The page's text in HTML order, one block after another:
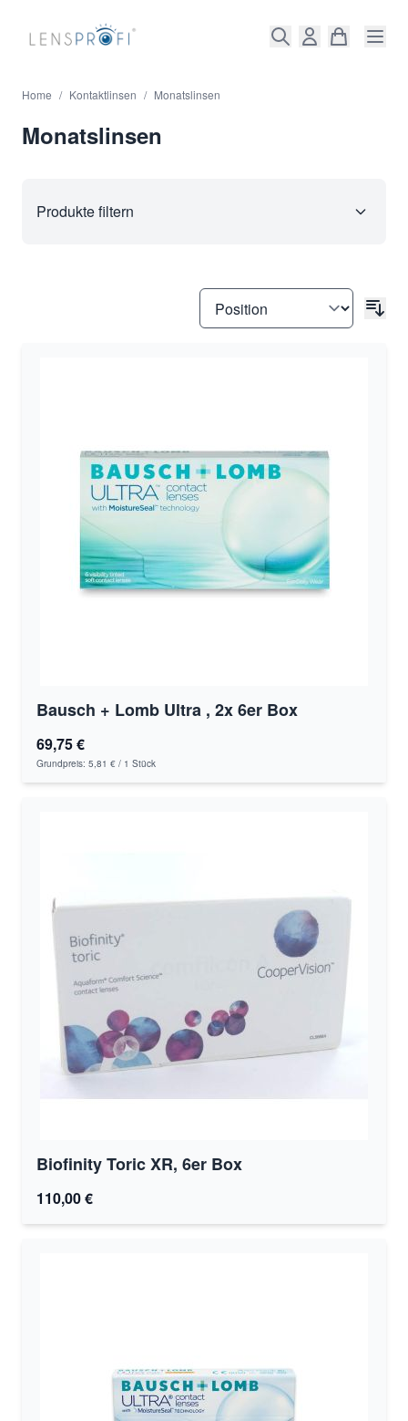
Home / Kontaktlinsen / Monatslinsen
Monatslinsen
Produkte filtern
Bausch + Lomb Ultra , 2x 6er Box
69,75 €
Grundpreis: 5,81 € / 1 Stück
Biofinity Toric XR, 6er Box
110,00 €